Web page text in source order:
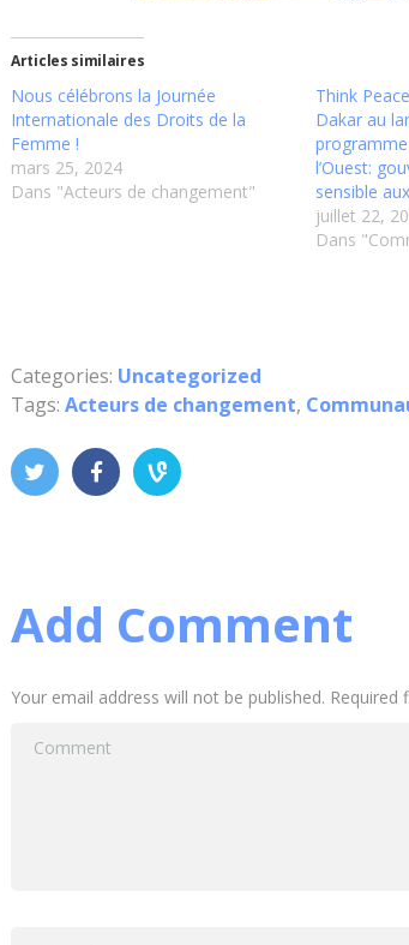
Articles similaires
Nous célébrons la Journée
Internationale des Droits de la
Femme !
mars 25, 2024
Dans "Acteurs de changement"
Think
Dakar au
l’Ouest:
sensible
juillet 22,
Dans
Categories: Uncategorized
Tags: Acteurs de changement,
Add Comment
Your email address will not be published. Required